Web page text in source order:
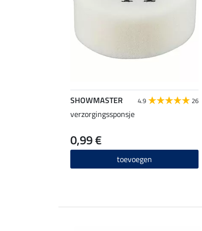
SHOWMASTER 4.9 26
verzorgingssponsje
0,99 €
toevoegen